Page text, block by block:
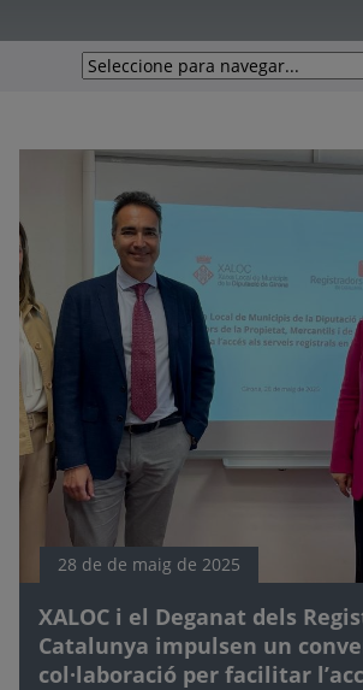
28 de de maig de 2025
XALOC i el Deganat dels
Catalunya impulsen un
col·laboració per facilitar